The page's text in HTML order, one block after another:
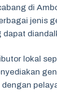
di
jenis
dapat
lokal
dengan